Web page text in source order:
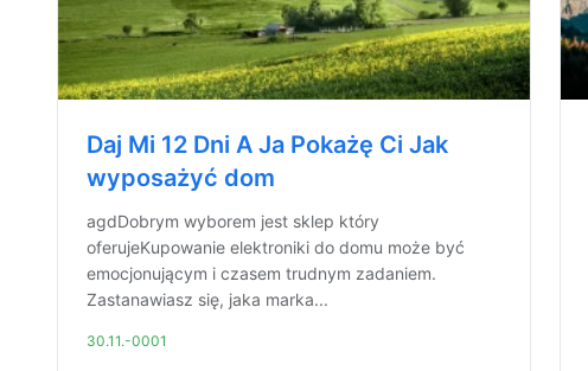
Daj Mi 12 Dni A Ja Pokażę Ci Jak
wyposażyć dom
agdDobrym wyborem jest sklep który
oferujeKupowanie elektroniki do domu może być
emocjonującym i czasem trudnym zadaniem.
Zastanawiasz się, jaka marka...
30.11.-0001